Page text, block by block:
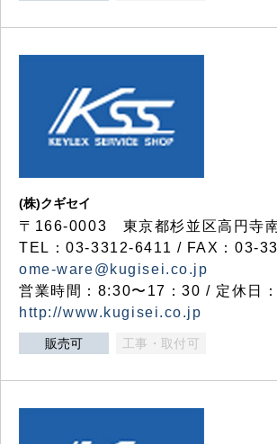
(株)クギセイ
〒166-0003 東京都杉並区高円寺
TEL：03-3312-6411 / FAX：03-
ome-ware@kugisei.co.jp
営業時間：8:30〜17：30 / 定休日
http://www.kugisei.co.jp
販売可 工事・取付可